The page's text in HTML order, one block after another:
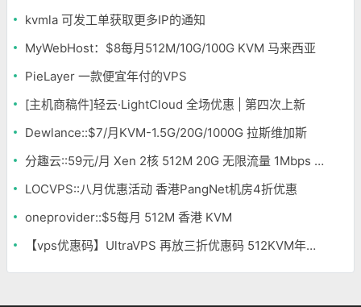
kvmla 可发工单获取更多IP的通知
MyWebHost：$8每月512M/10G/100G KVM 马来西亚
PieLayer 一款便宜年付的VPS
[主机商稿件]轻云·LightCloud 全场优惠 | 第四次上新
Dewlance::$7/月KVM-1.5G/20G/1000G 拉斯维加斯
分趣云::59元/月 Xen 2核 512M 20G 无限流量 1Mbps 香港
LOCVPS::八月优惠活动 香港PangNet机房4折优惠
oneprovider::$5每月 512M 香港 KVM
【vps优惠码】UltraVPS 再放三折优惠码 512KVM年付12刀